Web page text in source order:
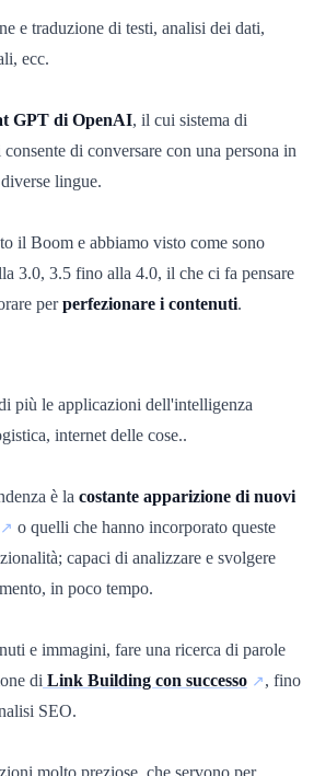
e traduzione di testi, analisi dei dati,
ecc.
GPT di OpenAI, il cui sistema di
di conversare con una persona in
lingue.
il Boom e abbiamo visto come sono
3.0, 3.5 fino alla 4.0, il che ci fa pensare
perperfezionare i contenuti.
più le applicazioni dell'intelligenza
internet delle cose..
è la costante apparizione di nuovi
o quelli che hanno incorporato queste
capaci di analizzare e svolgere
in poco tempo.
e immagini, fare una ricerca di parole
di Link Building con successo
, fino
SEO.
molto preziose, che servono per